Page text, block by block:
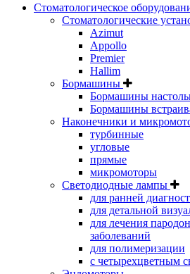
Стоматологическое
Стоматологические
Azimut
Appollo
Premier
Hallim
Бормашины
Бормашины
Бормашины
Наконечники и
турбинные
угловые
прямые
микромоторы
Светодиодные лампы
для ранней
для детальной
для лечения
заболеваний
для полимеризации
с четырехцветным